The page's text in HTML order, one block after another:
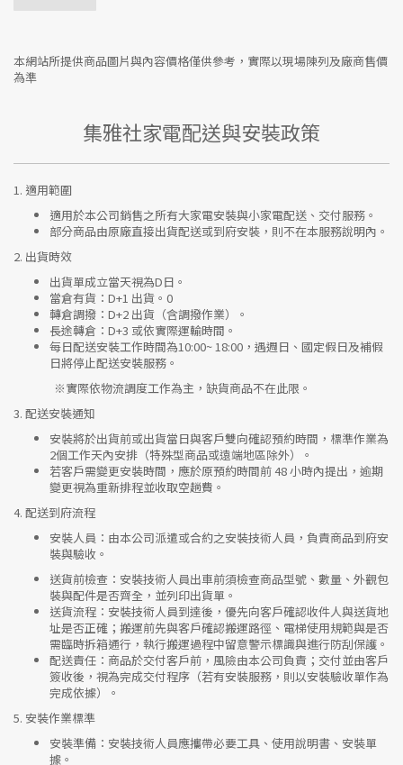
本網站所提供商品圖片與內容價格僅供參考，實際以現場陳列及廠商售價
為準
集雅社家電配送與安裝政策
1. 適用範圍
適用於本公司銷售之所有大家電安裝與小家電配送、交付服務。
部分商品由原廠直接出貨配送或到府安裝，則不在本服務說明內。
2. 出貨時效
出貨單成立當天視為D日。
當倉有貨： D+1 出貨。0
轉倉調撥： D+2 出貨（含調撥作業）。
長途轉倉： D+3 或依實際運輸時間。
每日配送安裝工作時間為10:00~ 18:00，遇週日、國定假日及補假
日將停止配送安裝服務。
※實際依物流調度工作為主，缺貨商品不在此限。
3. 配送安裝通知
安裝將於出貨前或出貨當日與客戶雙向確認預約時間，標準作業為
2個工作天內安排（特殊型商品或遠端地區除外）。
若客戶需變更安裝時間，應於原預約時間前 48 小時內提出，逾期
變更視為重新排程並收取空趟費。
4. 配送到府流程
安裝人員 ：由本公司派遣或合約之安裝技術人員，負責商品到府安
裝與驗收。
送貨前檢查 ：安裝技術人員出車前須檢查商品型號、數量、外觀包
裝與配件是否齊全，並列印出貨單。
送貨流程 ：安裝技術人員到達後，優先向客戶確認收件人與送貨地
址是否正確；搬運前先與客戶確認搬運路徑、電梯使用規範與是否
需臨時拆箱通行，執行搬運過程中留意警示標識與進行防刮保護。
配送責任 ：商品於交付客戶前，風險由本公司負責；交付並由客戶
簽收後，視為完成交付程序（若有安裝服務，則以安裝驗收單作為
完成依據）。
5. 安裝作業標準
安裝準備 ：安裝技術人員應攜帶必要工具、使用說明書、安裝單
據。